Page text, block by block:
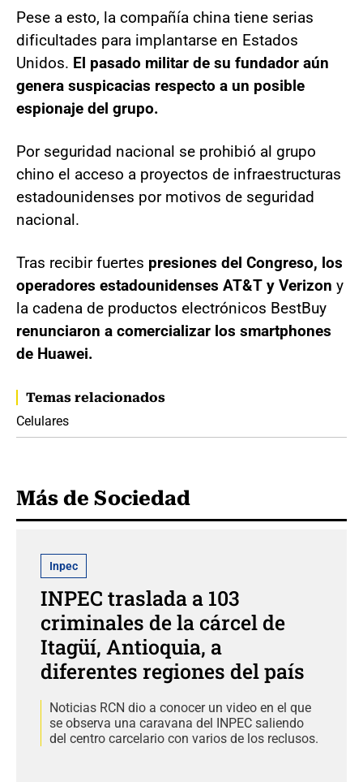
Pese a esto, la compañía china tiene serias
dificultades para implantarse en Estados
Unidos. El pasado militar de su fundador aún
genera suspicacias respecto a un posible
espionaje del grupo.
Por seguridad nacional se prohibió al grupo
chino el acceso a proyectos de infraestructuras
estadounidenses por motivos de seguridad
nacional.
Tras recibir fuertes presiones del Congreso, los
operadores estadounidenses AT&T y Verizon y
la cadena de productos electrónicos BestBuy
renunciaron a comercializar los smartphones
de Huawei.
Temas relacionados
Celulares
Más de Sociedad
Inpec
INPEC traslada a 103
criminales de la cárcel de
Itagüí, Antioquia, a
diferentes regiones del país
Noticias RCN dio a conocer un video en el que
se observa una caravana del INPEC saliendo
del centro carcelario con varios de los reclusos.